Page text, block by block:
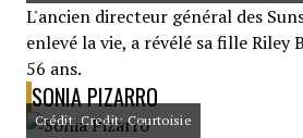
L'ancien directeur général des
enlevé la vie, a révélé sa fille Riley
56 ans.
SONIA PIZARRO
Crédit: Credit: Courtoisie